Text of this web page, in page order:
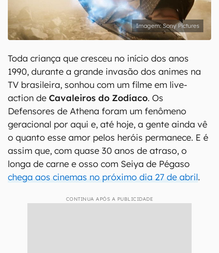
Sony Pictures
Toda criança que cresceu no início dos anos
1990, durante a grande invasão dos animes na
TV brasileira, sonhou com um filme em live-
action de Cavaleiros do Zodíaco. Os
Defensores de Athena foram um fenômeno
geracional por aqui e, até hoje, a gente ainda vê
o quanto esse amor pelos heróis permanece. E é
assim que, com quase 30 anos de atraso, o
longa de carne e osso com Seiya de Pégaso
chega aos cinemas no próximo dia 27 de abril.
CONTINUA APÓS A PUBLICIDADE